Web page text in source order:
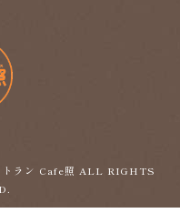
トラン Cafe照 ALL RIGHTS